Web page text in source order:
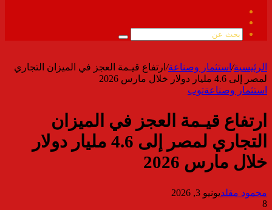
الموقع
بحث
الرئيسية/ استثمار وصناعة/ ارتفاع قيـمة العجز في الميزان التجاري
لمصر إلى 4.6 مليار دولار خلال مارس 2026
استثمار وصناعةتوب
ارتفاع قيـمة العجز في الميزان
التجاري لمصر إلى 4.6 مليار دولار
خلال مارس 2026
محمود مقلديونيو 3, 2026
8